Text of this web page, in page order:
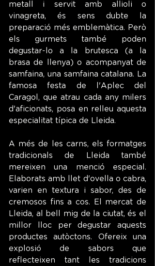
metall i servit amb allioli o
vinagreta, és sens dubte la
preparació més emblemàtica. Però
els gurmets també poden
degustar-lo a la brutesca (a la
brasa de llenya) o acompanyat de
samfaina, una samfaina catalana. La
famosa festa de l'Aplec del
Caragol, que atrau cada any milers
d'aficionats, posa en relleu aquesta
especialitat típica de Lleida.
A més de les carns, els formatges
tradicionals de Lleida també
mereixen una menció especial.
Elaborats amb llet d'ovella o cabra,
varien en textura i sabor, des de
cremosos fins a cos. El mercat de
Lleida, al bell mig de la ciutat, és el
millor lloc per degustar aquests
productes autòctons. Ofereix una
explosió de sabors que
reflecteixen tant les tradicions